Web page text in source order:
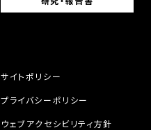
サイトポリシー
プライバシーポリシー
ウェブアクセシビリティ方針